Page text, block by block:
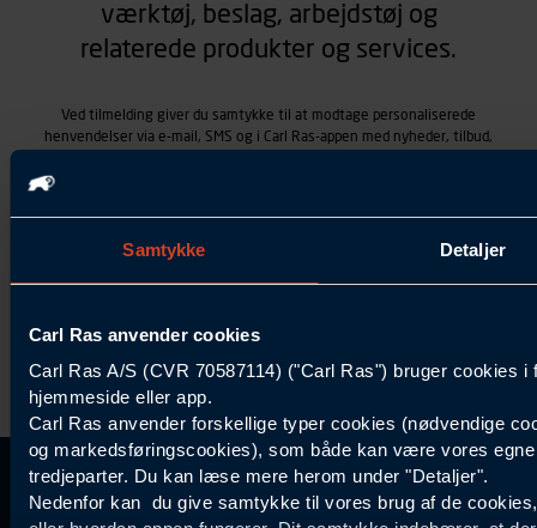
Samtykke Detaljer
Carl Ras anvender cookies
Carl Ras A/S (CVR 70587114) ("Carl Ras") bruger cookies
hjemmeside eller app.
Carl Ras anvender forskellige typer cookies (nødvendige
og markedsføringscookies), som både kan være vores
tredjeparter. Du kan læse mere herom under "Detaljer".
Nedenfor kan du give samtykke til vores brug af de
værktøj, beslag, arbejdstøj og
relaterede produkter og services.
Ved tilmelding giver du samtykke til at modtage personaliserede
henvendelser via e-mail, SMS og i Carl Ras-appen med nyheder, tilbud,
Samtykket betyder også, at Carl Ras A/S som dataansvarlig kan
samtykke tilbage ved at trykke "Afmeld" i bunden af hver
vorespersondatapolitik
Kontakt Kundeservice Information
Carl Ras Gruppen
Kundefordele
Bliv kontokunde
Inspiration
Specialisten